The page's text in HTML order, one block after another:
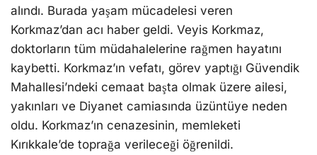
alındı. Burada yaşam mücadelesi veren
Korkmaz’dan acı haber geldi. Veyis Korkmaz,
doktorların tüm müdahalelerine rağmen hayatını
kaybetti. Korkmaz’ın vefatı, görev yaptığı Güvendik
Mahallesi’ndeki cemaat başta olmak üzere ailesi,
yakınları ve Diyanet camiasında üzüntüye neden
oldu. Korkmaz’ın cenazesinin, memleketi
Kırıkkale’de toprağa verileceği öğrenildi.